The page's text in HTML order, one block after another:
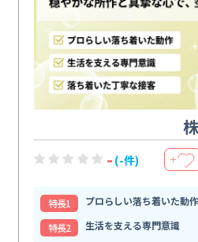
- (-件) ＋
特⻑1
プロらしい落ち着いた動作
特⻑2
生活を支える専門意識